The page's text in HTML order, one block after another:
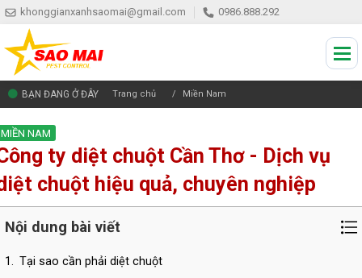
khonggianxanhsaomai@gmail.com 0986.888.292
BẠN ĐANG Ở ĐÂY Trang chủ Miền Nam
MIỀN NAM
ty diệt chuột Cần Thơ - Dịch vụ
chuột hiệu quả, chuyên nghiệp
Nội dung bài viết
1. Tại sao cần phải diệt chuột